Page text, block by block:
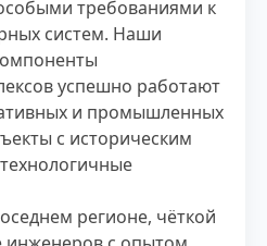
требованиями к
систем. Наши
успешно работают
и промышленных
с историческим
регионе, чёткой